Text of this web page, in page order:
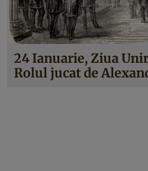
24 Ianuarie, Ziua
Rolul jucat de